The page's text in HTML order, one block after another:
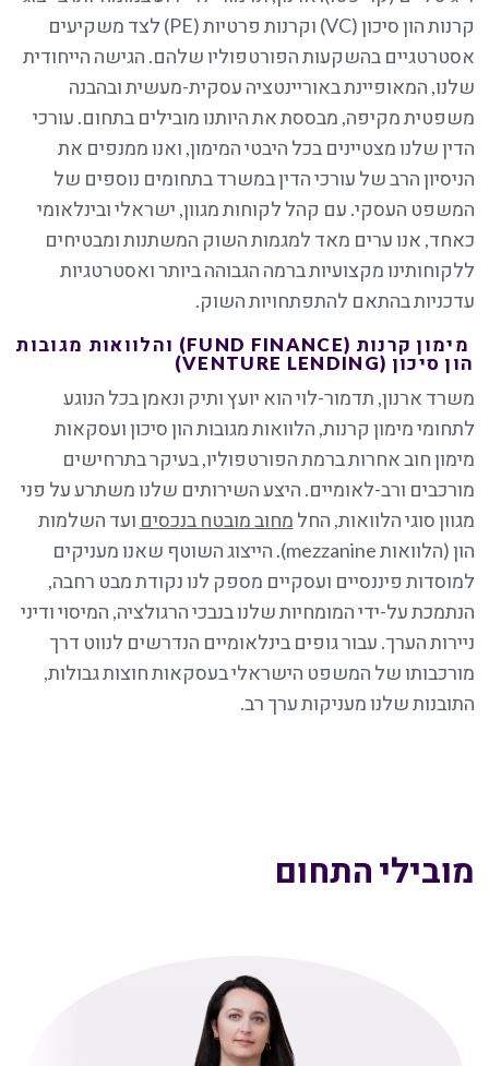
קרנות הון סיכון (VC) וקרנות פרטיות (PE) לצד משקיעים
אסטרטגיים בהשקעות הפורטפוליו שלהם. הגישה הייחודית
שלנו, המאופיינת באוריינטציה עסקית-מעשית ובהבנה
משפטית מקיפה, מבססת את היותנו מובילים בתחום. עורכי
הדין שלנו מצטיינים בכל היבטי המימון, ואנו ממנפים את
הניסיון הרב של עורכי הדין במשרד בתחומים נוספים של
המשפט העסקי. עם קהל לקוחות מגוון, ישראלי ובינלאומי
כאחד, אנו ערים מאד למגמות השוק המשתנות ומבטיחים
ללקוחותינו מקצועיות ברמה הגבוהה ביותר ואסטרטגיות
עדכניות בהתאם להתפתחויות השוק.
מימון קרנות (FUND FINANCE) והלוואות מגובות
הון סיכון (VENTURE LENDING
)
משרד ארנון, תדמור-לוי הוא יועץ ותיק ונאמן בכל הנוגע
לתחומי מימון קרנות, הלוואות מגובות הון סיכון ועסקאות
מימון חוב אחרות ברמת הפורטפוליו, בעיקר בתרחישים
מורכבים ורב-לאומיים. היצע השירותים שלנו משתרע על פני
מגוון סוגי הלוואות, החל מחוב מובטח בנכסים ועד השלמות
הון (הלוואות mezzanine). הייצוג השוטף שאנו מעניקים
למוסדות פיננסיים ועסקיים מספק לנו נקודת מבט רחבה,
הנתמכת על-ידי המומחיות שלנו בנבכי הרגולציה, המיסוי ודיני
ניירות הערך. עבור גופים בינלאומיים הנדרשים לנווט דרך
מורכבותו של המשפט הישראלי בעסקאות חוצות גבולות,
התובנות שלנו מעניקות ערך רב.
מובילי התחום